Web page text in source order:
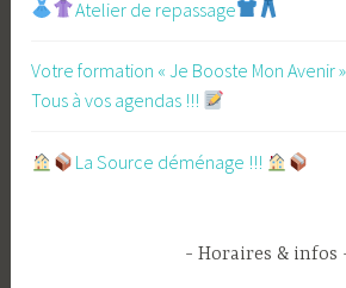
Atelier de repassage​
Votre formation « Je Booste Mon Avenir
Tous à vos agendas !!!
​La Source déménage !!!
Horaires & infos